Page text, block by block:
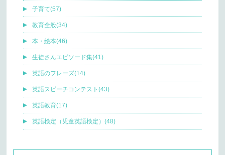
子育て(57)
教育全般(34)
本・絵本(46)
生徒さんエピソード集(41)
英語のフレーズ(14)
英語スピーチコンテスト(43)
英語教育(17)
英語検定（児童英語検定）(48)